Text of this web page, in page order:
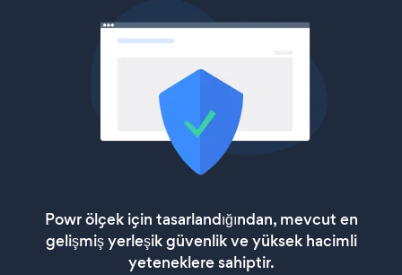
Powr ölçek için tasarlandığından, mevcut en
gelişmiş yerleşik güvenlik ve yüksek hacimli
yeteneklere sahiptir.